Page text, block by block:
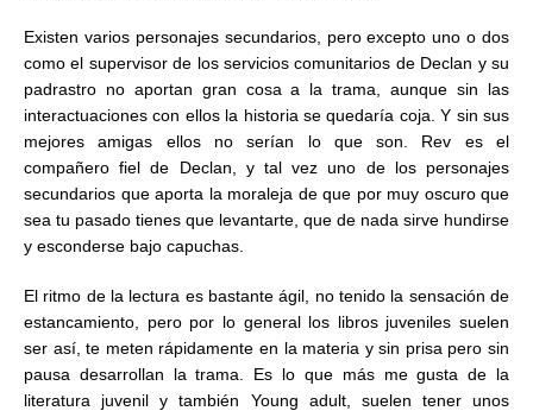
Existen varios personajes secundarios, pero excepto uno o dos
como el supervisor de los servicios comunitarios de Declan y su
padrastro no aportan gran cosa a la trama, aunque sin las
interactuaciones con ellos la historia se quedaría coja. Y sin sus
mejores amigas ellos no serían lo que son. Rev es el
compañero fiel de Declan, y tal vez uno de los personajes
secundarios que aporta la moraleja de que por muy oscuro que
sea tu pasado tienes que levantarte, que de nada sirve hundirse
y esconderse bajo capuchas.
El ritmo de la lectura es bastante ágil, no tenido la sensación de
estancamiento, pero por lo general los libros juveniles suelen
ser así, te meten rápidamente en la materia y sin prisa pero sin
pausa desarrollan la trama. Es lo que más me gusta de la
literatura juvenil y también Young adult, suelen tener unos